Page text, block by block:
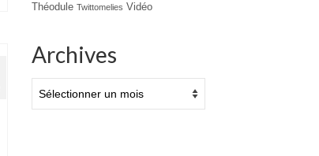
Théodule Twittomelies Vidéo
Archives